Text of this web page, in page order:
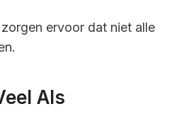
ervoor dat niet alle
Als